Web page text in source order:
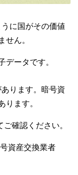
に国がその価値
せん。
データです。
ります。暗号資
ります。
確認ください。
号資産交換業者